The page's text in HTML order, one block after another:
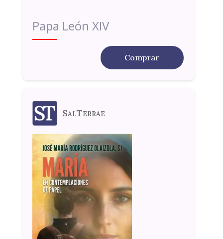
Papa León XIV
Comprar
SalTerrae